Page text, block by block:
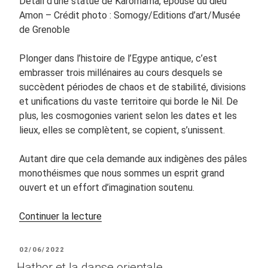
Amon – Crédit photo : Somogy/Editions d’art/Musée
de Grenoble
Plonger dans l’histoire de l’Egype antique, c’est
embrasser trois millénaires au cours desquels se
succèdent périodes de chaos et de stabilité, divisions
et unifications du vaste territoire qui borde le Nil. De
plus, les cosmogonies varient selon les dates et les
lieux, elles se complètent, se copient, s’unissent.
Autant dire que cela demande aux indigènes des pâles
monothéismes que nous sommes un esprit grand
ouvert et un effort d’imagination soutenu.
Continuer la lecturede
PUBLIÉ
LE
02/06/2022